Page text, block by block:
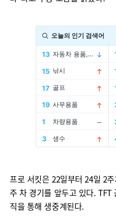
프로 서킷은 22일부터 24일 2
주 차 경기를 앞두고 있다. TFT
직을 통해 생중계된다.